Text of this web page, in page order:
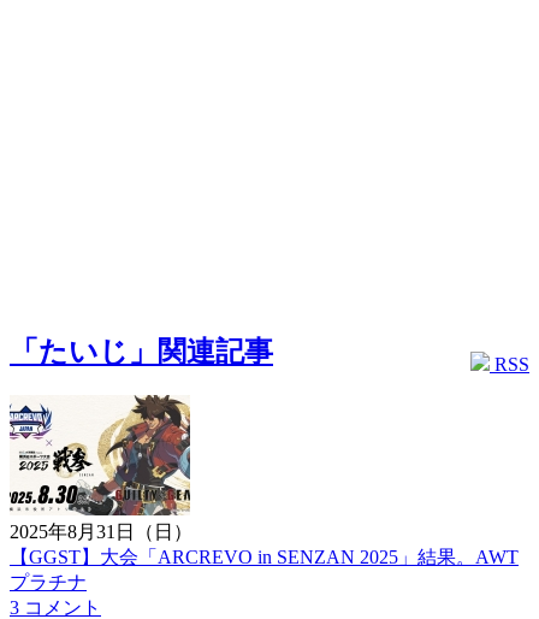
RSS
「たいじ」関連記事
2025年8月31日（日）
【GGST】大会「ARCREVO in SENZAN 2025」結果。AWT
プラチナ
3 コメント